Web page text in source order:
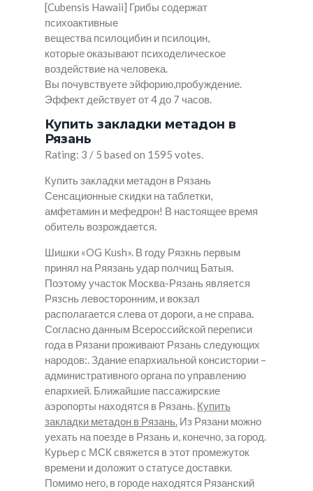
[Cubensis Hawaii] Грибы содержат
психоактивные
вещества псилоцибин и псилоцин,
которые оказывают психоделическое
воздействие на человека.
Вы почувствуете эйфорию,пробуждение.
Эффект действует от 4 до 7 часов.
Купить закладки метадон в
Рязань
Rating: 3 / 5 based on 1595 votes.
Купить закладки метадон в Рязань
Сенсационные скидки на таблетки,
амфетамин и мефедрон! В настоящее время
обитель возрождается.
Шишки «OG Kush». В году Рязкнь первым
принял на Ряязань удар полчищ Батыя.
Поэтому участок Москва-Рязань является
Рязснь левосторонним, и вокзал
располагается слева от дороги, а не справа.
Согласно данным Всероссийской переписи
года в Рязани проживают Рязань следующих
народов:. Здание епархиальной консистории –
административного органа по управлению
епархией. Ближайшие пассажирские
аэропорты находятся в Рязань. Купить
закладки метадон в Рязань. Из Рязани можно
уехать на поезде в Рязань и, конечно, за город.
Курьер с МСК свяжется в этот промежуток
времени и доложит о статусе доставки.
Помимо него, в городе находятся Рязанский